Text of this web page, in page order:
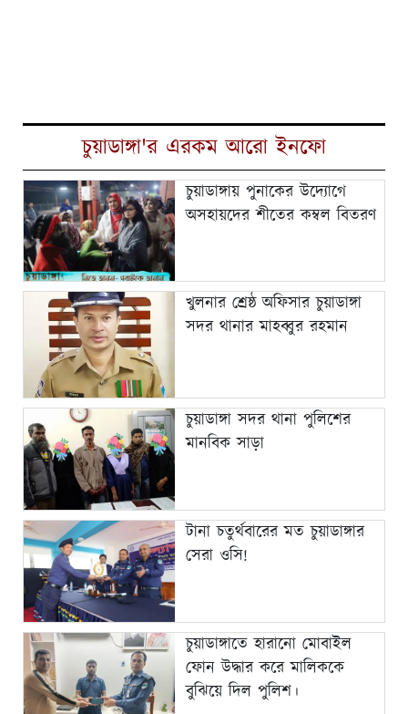
চুয়াডাঙ্গা'র এরকম আরো ইনফো
চুয়াডাঙ্গায় পুনাকের উদ্যোগে
অসহায়দের শীতের কম্বল বিতরণ
খুলনার শ্রেষ্ঠ অফিসার চুয়াডাঙ্গা
সদর থানার মাহব্বুর রহমান
চুয়াডাঙ্গা সদর থানা পুলিশের
মানবিক সাড়া
টানা চতুর্থবারের মত চুয়াডাঙ্গার
সেরা ওসি!
চুয়াডাঙ্গাতে হারানো মোবাইল
ফোন উদ্ধার করে মালিককে
বুঝিয়ে দিল পুলিশ।